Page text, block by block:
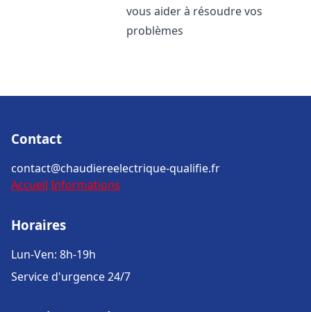
vous aider à résoudre vos
problèmes
Contact
contact@chaudiereelectrique-qualifie.fr
Accueil Informations
Horaires
Lun-Ven: 8h-19h
Service d'urgence 24/7